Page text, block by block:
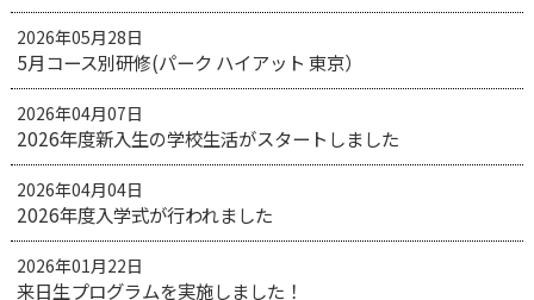
2026年05月28日
5月コース別研修(パーク ハイアット 東京）
2026年04月07日
2026年度新入生の学校生活がスタートしました
2026年04月04日
2026年度入学式が行われました
2026年01月22日
来日生プログラムを実施しました！